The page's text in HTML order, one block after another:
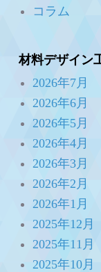
コラム
材料デザイン
2026年7月
2026年6月
2026年5月
2026年4月
2026年3月
2026年2月
2026年1月
2025年12月
2025年11月
2025年10月